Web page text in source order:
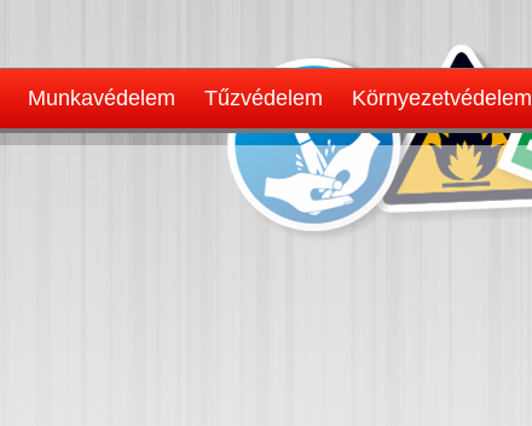
Munkavédelem Tűzvédelem Környezetvédelem